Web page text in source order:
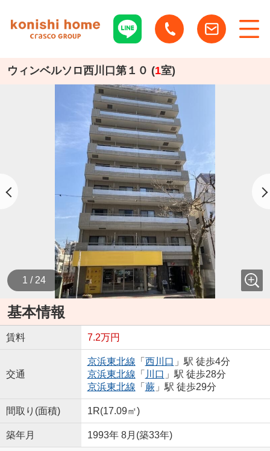
ウィンベルソロ西川口第１０ (1室)
1 / 24
基本情報
賃料 7.2万円
交通
京浜東北線 「 西川口 」駅 徒歩4分
京浜東北線 「 川口 」駅 徒歩28分
京浜東北線 「 蕨」駅 徒歩29分
間取り(面積) 1R(17.09㎡)
築年月 1993年 8月(築33年)